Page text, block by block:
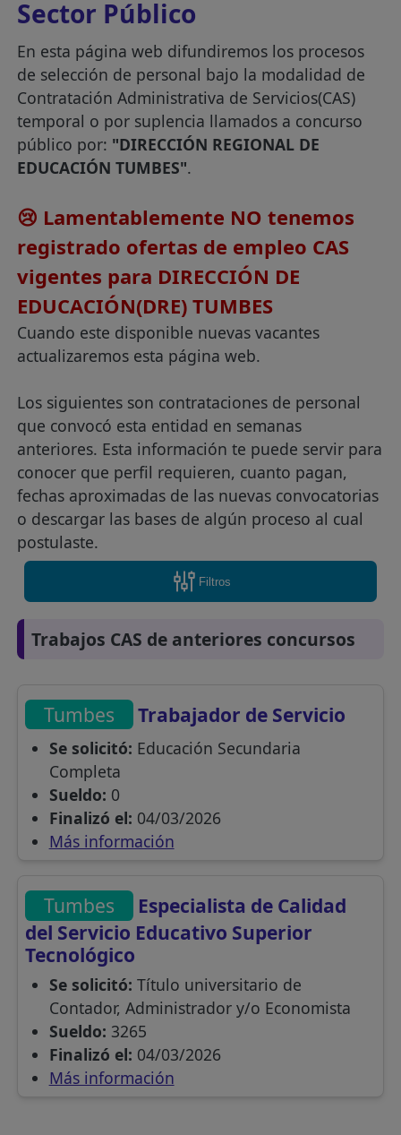
Sector Público
En esta página web difundiremos los procesos
de selección de personal bajo la modalidad de
Contratación Administrativa de Servicios(CAS)
temporal o por suplencia llamados a concurso
público por: "DIRECCIÓN REGIONAL DE
EDUCACIÓN TUMBES".
😢 Lamentablemente NO tenemos
registrado ofertas de empleo CAS
vigentes para DIRECCIÓN DE
EDUCACIÓN(DRE) TUMBES
Cuando este disponible nuevas vacantes
actualizaremos esta página web.
Los siguientes son contrataciones de personal
que convocó esta entidad en semanas
anteriores. Esta información te puede servir para
conocer que perfil requieren, cuanto pagan,
fechas aproximadas de las nuevas convocatorias
o descargar las bases de algún proceso al cual
postulaste.
Filtros
Trabajos CAS de anteriores concursos
Tumbes Trabajador de Servicio
Se solicitó: Educación Secundaria
Completa
Sueldo: 0
Finalizó el: 04/03/2026
Más información
Tumbes
Especialista de Calidad
del Servicio Educativo Superior
Tecnológico
Se solicitó: Título universitario de
Contador, Administrador y/o Economista
Sueldo: 3265
Finalizó el: 04/03/2026
Más información